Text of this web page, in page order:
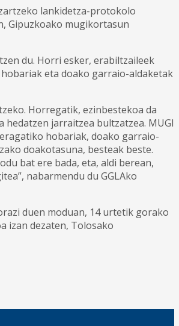
lankidetza-protokolo
Gipuzkoako mugikortasun
du. Horri esker, erabiltzaileek
eta doako garraio-aldaketak
Horregatik, ezinbestekoa da
jarraitzea bultzatzea. MUGI
hobariak, doako garraio-
doakotasuna, besteak beste.
bat ere bada, eta, aldi berean,
nabarmendu du GGLAko
duen moduan, 14 urtetik gorako
izan dezaten, Tolosako